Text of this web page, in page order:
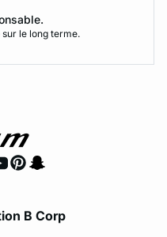
le long terme.
B Corp